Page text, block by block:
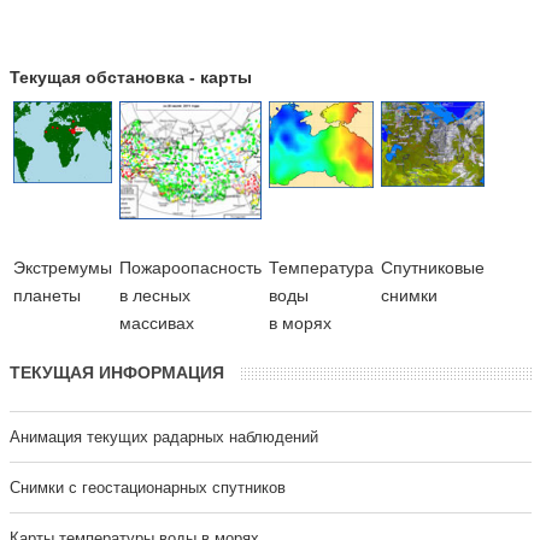
Текущая обстановка - карты
Экстремумы
планеты
Пожароопасность
в лесных
массивах
Температура
воды
в морях
Cпутниковые
снимки
ТЕКУЩАЯ ИНФОРМАЦИЯ
Анимация текущих радарных наблюдений
Cнимки с геостационарных спутников